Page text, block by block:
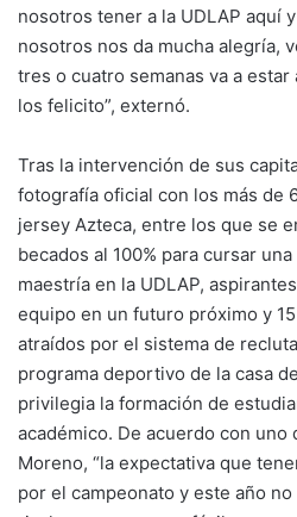
nosotros tener a la UDLAP aquí
nosotros nos da mucha alegría,
tres o cuatro semanas va a
los felicito”, externó.
Tras la intervención de sus
fotografía oficial con los más de
jersey Azteca, entre los que se
becados al 100% para cursar
maestría en la UDLAP,
equipo en un futuro próximo y
atraídos por el sistema de
programa deportivo de la casa
privilegia la formación de
académico. De acuerdo con uno
Moreno, “la expectativa que
por el campeonato y este año